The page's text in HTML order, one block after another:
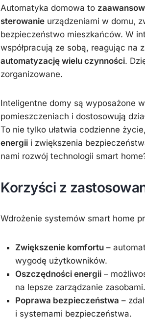
Automatyka domowa to
sterowanie urządzeniami w domu,
bezpieczeństwo mieszkańców. W
współpracują ze sobą, reagując na
automatyzację wielu czynności.
zorganizowane.
Inteligentne domy są wyposażone w
pomieszczeniach i dostosowują
To nie tylko ułatwia codzienne
energii i zwiększenia
nami rozwój technologii smart
Korzyści z
Wdrożenie systemów smart home
Zwiększenie komfortu –
wygodę użytkowników.
Oszczędności energii –
na lepsze zarządzanie zasobami.
Poprawa bezpieczeństwa –
i systemami bezpieczeństwa.